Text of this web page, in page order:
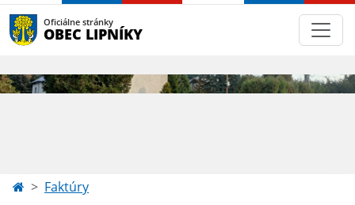
Oficiálne stránky
OBEC LIPNÍKY
Faktúry